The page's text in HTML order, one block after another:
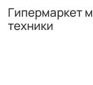
Гипермаркет
техники